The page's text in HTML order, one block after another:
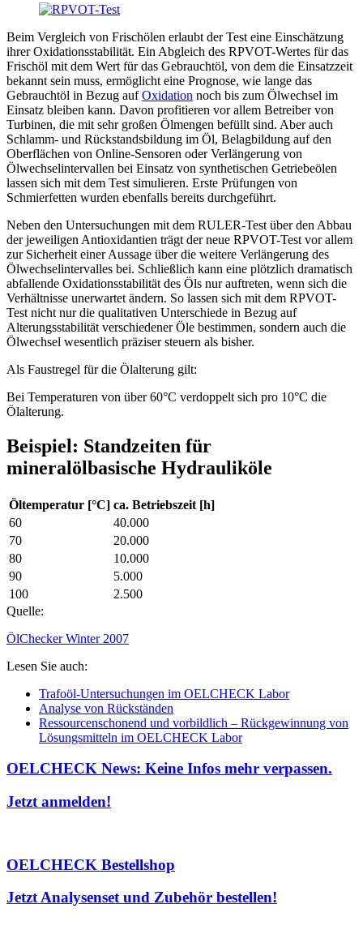
Beim Vergleich von Frischölen erlaubt der Test eine Einschätzung
ihrer Oxidationsstabilität. Ein Abgleich des RPVOT-Wertes für das
Frischöl mit dem Wert für das Gebrauchtöl, von dem die Einsatzzeit
bekannt sein muss, ermöglicht eine Prognose, wie lange das
Gebrauchtöl in Bezug aufOxidation noch bis zum Ölwechsel im
Einsatz bleiben kann. Davon profitieren vor allem Betreiber von
Turbinen, die mit sehr großen Ölmengen befüllt sind. Aber auch
Schlamm- und Rückstandsbildung im Öl, Belagbildung auf den
Oberflächen von Online-Sensoren oder Verlängerung von
Ölwechselintervallen bei Einsatz von synthetischen Getriebeölen
lassen sich mit dem Test simulieren. Erste Prüfungen von
Schmierfetten wurden ebenfalls bereits durchgeführt.
Neben den Untersuchungen mit dem RULER-Test über den Abbau
der jeweiligen Antioxidantien trägt der neue RPVOT-Test vor allem
zur Sicherheit einer Aussage über die weitere Verlängerung des
Ölwechselintervalles bei. Schließlich kann eine plötzlich dramatisch
abfallende Oxidationsstabilität des Öls nur auftreten, wenn sich die
Verhältnisse unerwartet ändern. So lassen sich mit dem RPVOT-
Test nicht nur die qualitativen Unterschiede in Bezug auf
Alterungsstabilität verschiedener Öle bestimmen, sondern auch die
Ölwechsel wesentlich präziser steuern als bisher.
Als Faustregel für die Ölalterung gilt:
Bei Temperaturen von über 60°C verdoppelt sich pro 10°C die
Ölalterung.
Beispiel: Standzeiten für
mineralölbasische Hydrauliköle
Öltemperatur [°C] ca. Betriebszeit [h]
60
40.000
70
20.000
80
10.000
90
5.000
100
2.500
Quelle:
ÖlChecker Winter 2007
Lesen Sie auch:
Trafoöl-Untersuchungen im OELCHECK Labor
Analyse von Rückständen
Ressourcenschonend und vorbildlich – Rückgewinnung von
Lösungsmitteln im OELCHECK Labor
OELCHECK News: Keine Infos mehr verpassen.
Jetzt anmelden!
OELCHECK Bestellshop
Jetzt Analysenset und Zubehör bestellen!